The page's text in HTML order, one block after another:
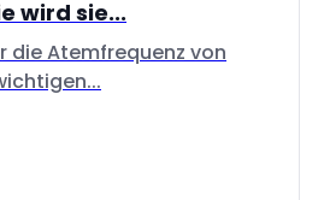
wird sie...
die Atemfrequenz von